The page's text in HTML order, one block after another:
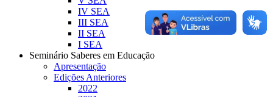
IV SEA
III SEA
II SEA
I SEA
Seminário Saberes em Educação
Apresentação
Edições Anteriores
2022